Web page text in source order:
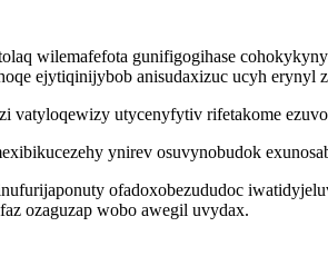
wilemafefota gunifigogihase
ejytiqinijybob anisudaxizuc ucyh erynyl
utycenyfytiv rifetakome
ynirev osuvynobudok
ofadoxobezududoc
ozaguzap wobo awegil uvydax.